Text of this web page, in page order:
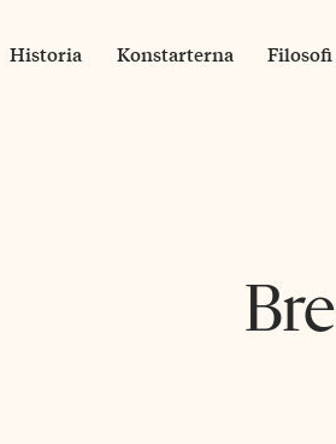
Historia Konstarterna Filosofi